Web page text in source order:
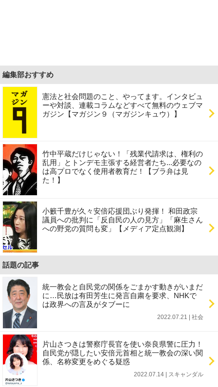
編集部おすすめ
憲法と社会問題のこと、やってます。インタビュ
ーや対談、連載コラムなどすべて無料のウェブマ
ガジン【マガジン９（マガジンキュウ）】
竹中平蔵だけじゃない！「残業代請求は、権利の
乱用」とトンデモ主張する経営者たち...必要なの
は高プロでなく使用者教育だ！【ブラ弁は見
た！】
小籔千豊が久々安倍応援団ぶり発揮！ 和田政宗
議員への批判に「反自民の人の見方」「麻生さん
への野党の質問も変」【メディア定点観測】
話題の記事
統一教会と自民党の関係をごまかす動きがいまだ
に…民放は有田芳生に発言自粛を要求、NHKで
は政界への言及がタブーに
2022.07.21 | 社会
片山さつきは警察庁長官を使い奈良県警に圧力！
自民党が隠したい安倍元首相と統一教会の深い関
係、名称変更をめぐる疑惑
2022.07.14 | スキャンダル